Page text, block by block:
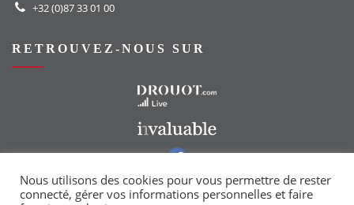
+32 (0)87 33 01 00
RETROUVEZ-NOUS SUR
Vers notre groupe Facebook
Nous utilisons des cookies pour vous permettre de rester
connecté, gérer vos informations personnelles et faire